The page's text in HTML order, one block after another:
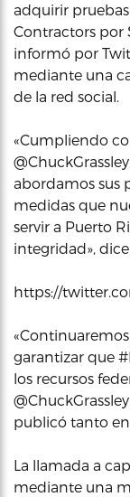
adquirir pruebas
Contractors por
informó por
mediante una
de la red social.
«Cumpliendo
abordamos sus
medidas que
servir a Puerto
integridad»,
https://
garantizar que
los recursos
publicó tanto
La llamada a
mediante una